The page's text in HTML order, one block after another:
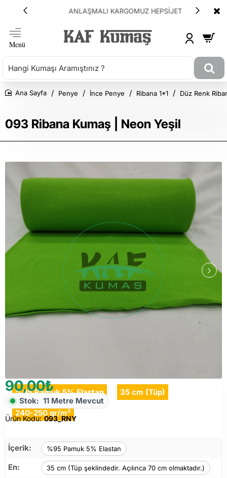
ANLAŞMALI KARGOMUZ HEPSİJET
093 Ribana Kumaş | Neon Yeşil
Penye İnce Penye Ribana 1*1 Düz Renk
%95 Pamuk 5% Elastan 35 cm (Tüp)
240-250 gr/m²
90,00₺
Stok: 11 Metre Mevcut
Ürün Kodu: 093_RNY
İçerik: %95 Pamuk 5% Elastan
En: 35 cm (Tüp şeklindedir. Açılınca 70 cm olmaktadır.)